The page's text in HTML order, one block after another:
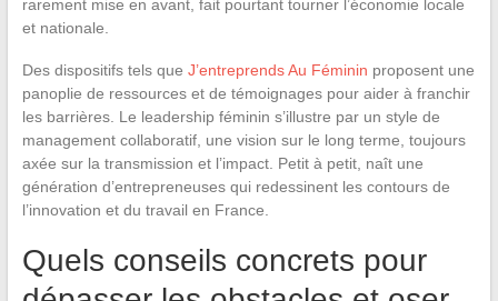
rarement mise en avant, fait pourtant tourner l’économie locale
et nationale.
Des dispositifs tels que J’entreprends Au Féminin proposent une
panoplie de ressources et de témoignages pour aider à franchir
les barrières. Le leadership féminin s’illustre par un style de
management collaboratif, une vision sur le long terme, toujours
axée sur la transmission et l’impact. Petit à petit, naît une
génération d’entrepreneuses qui redessinent les contours de
l’innovation et du travail en France.
Quels conseils concrets pour